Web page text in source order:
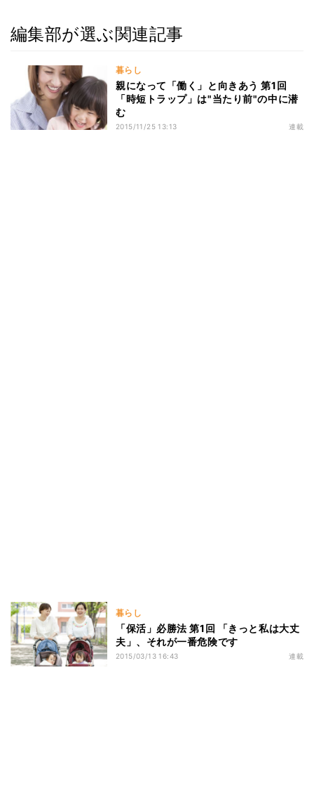
編集部が選ぶ関連記事
暮らし
親になって「働く」と向きあう 第1回
「時短トラップ」は"当たり前"の中に潜
む
2015/11/25 13:13 連載
暮らし
「保活」必勝法 第1回 「きっと私は大丈
夫」、それが一番危険です
2015/03/13 16:43 連載